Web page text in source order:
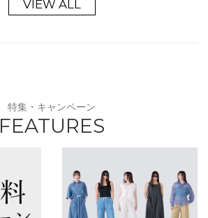
VIEW ALL
特集・キャンペーン
FEATURES